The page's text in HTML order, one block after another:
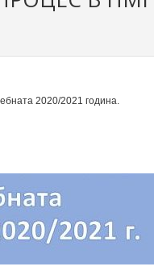
2020/2021 година.